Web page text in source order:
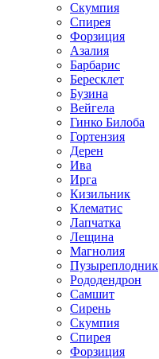
Скумпия
Спирея
Форзиция
Азалия
Барбарис
Бересклет
Бузина
Вейгела
Гинко Билоба
Гортензия
Дерен
Ива
Ирга
Кизильник
Клематис
Лапчатка
Лещина
Магнолия
Пузыреплодник
Рододендрон
Самшит
Сирень
Скумпия
Спирея
Форзиция